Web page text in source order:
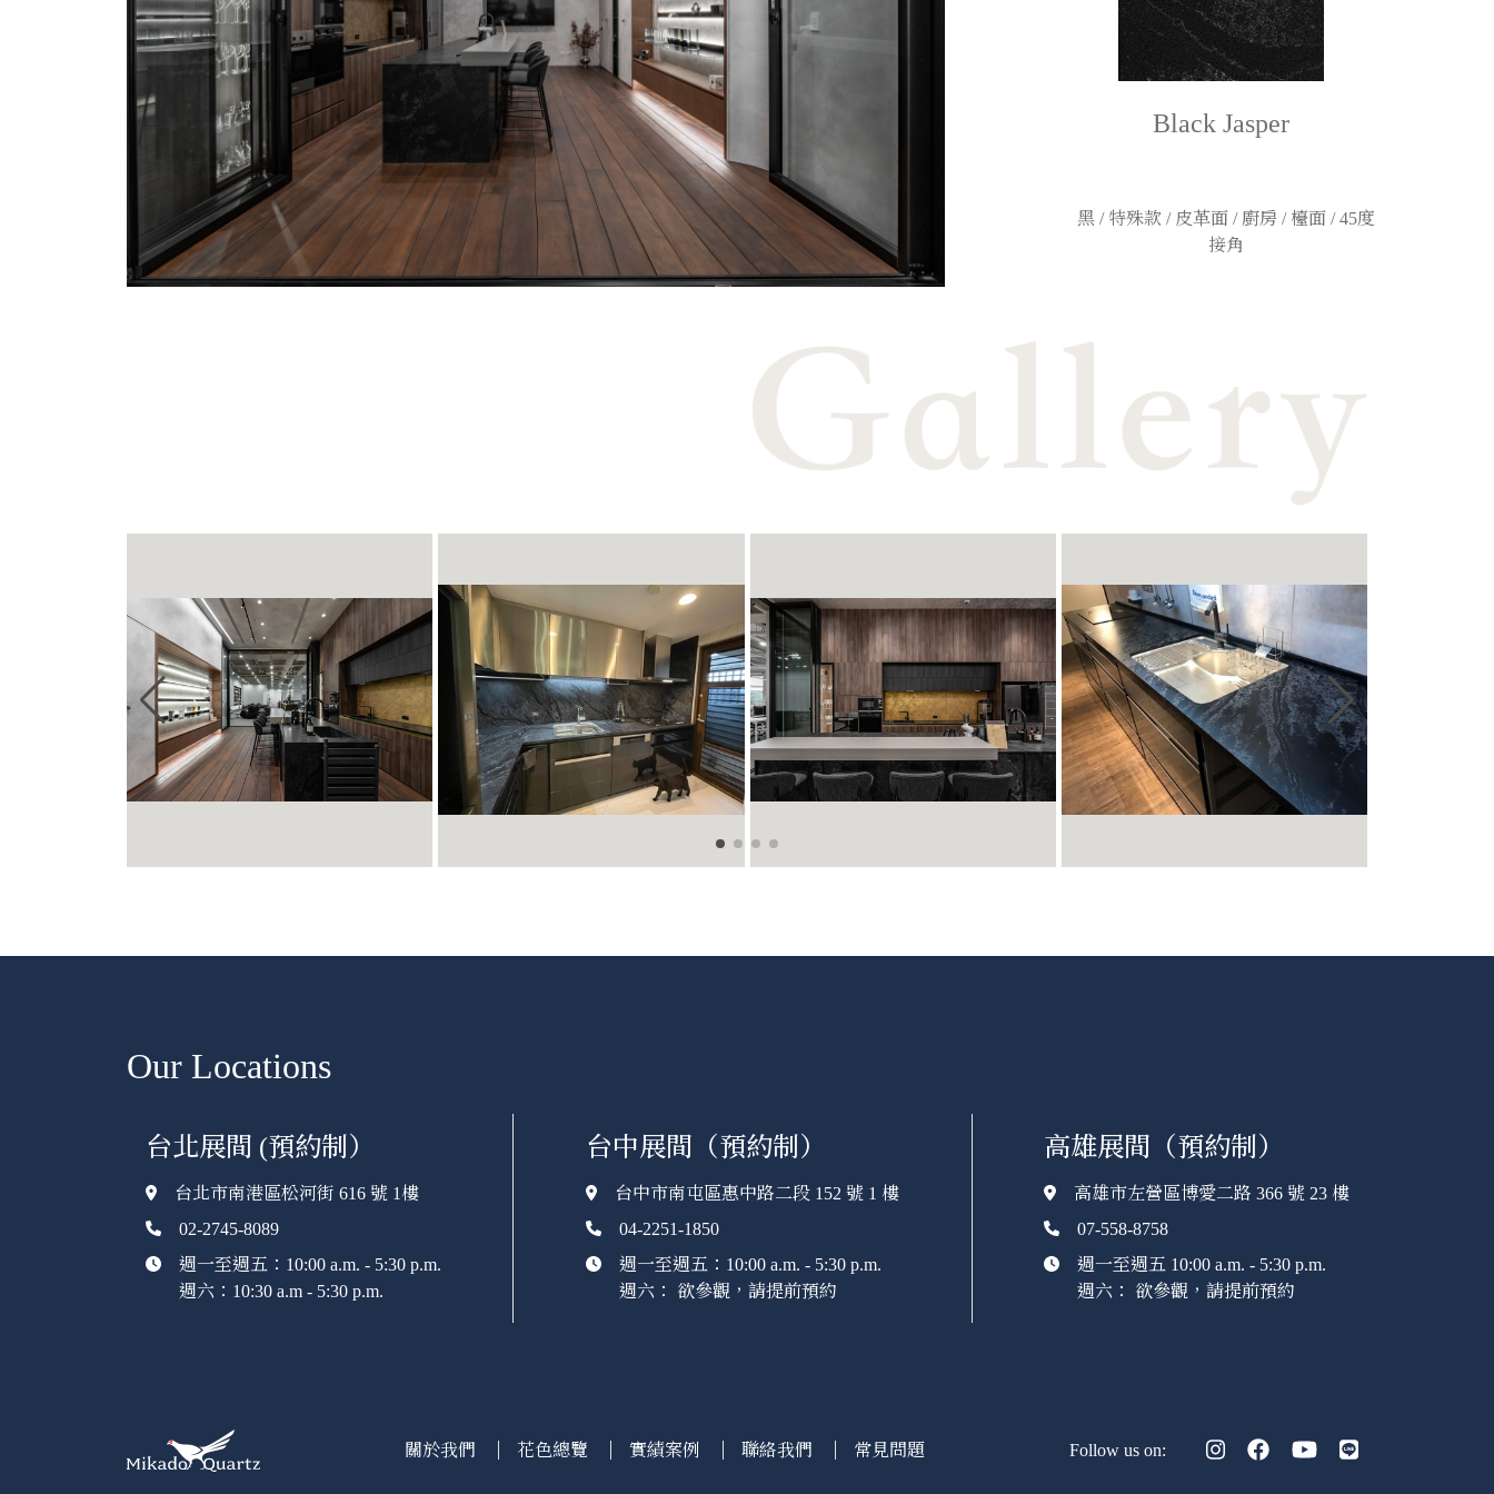
Black Jasper
黑 / 特殊款 / 皮革面 / 廚房 / 檯面 / 45度
接角
Our Locations
台北展間 (預約制）
台北市南港區松河街 616 號 1樓
02-2745-8089
週一至週五：10:00 a.m. - 5:30 p.m.
週六：10:30 a.m - 5:30 p.m.
台中展間（預約制）
台中市南屯區惠中路二段 152 號 1 樓
04-2251-1850
週一至週五：10:00 a.m. - 5:30 p.m.
週六： 欲參觀，請提前預約
高雄展間（預約制）
高雄市左營區博愛二路 366 號 23 樓
07-558-8758
週一至週五 10:00 a.m. - 5:30 p.m.
週六： 欲參觀，請提前預約
關於我們 花色總覽 實績案例 聯絡我們 常見問題 Follow us on: